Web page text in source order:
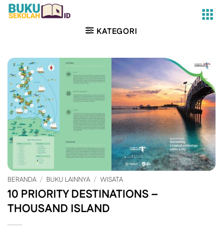
Skip
KATEGORI
BERANDA / BUKU LAINNYA / WISATA
10 PRIORITY DESTINATIONS –
THOUSAND ISLAND